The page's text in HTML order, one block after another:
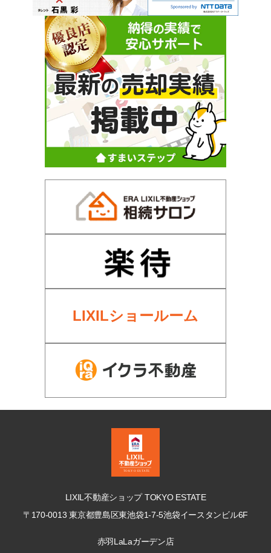
LIXILショールーム
LIXIL不動産ショップ TOKYO ESTATE
〒170-0013 東京都豊島区東池袋1-7-5池袋イースタンビル6F
赤羽LaLaガーデン店